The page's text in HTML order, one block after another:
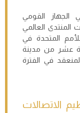
القومي
المنتدى العالمي
المتحدة في
عشر من مدينة
في الفترة
الاتصالات